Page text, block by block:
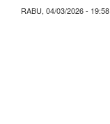
RABU, 04/03/2026 - 19:58